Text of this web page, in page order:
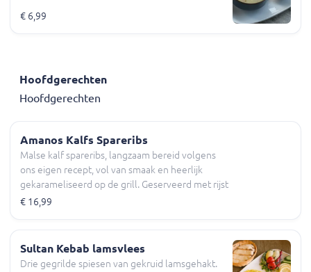
€ 6,99
Hoofdgerechten
Hoofdgerechten
Amanos Kalfs Spareribs
Malse kalf spareribs, langzaam bereid volgens
ons eigen recept, vol van smaak en heerlijk
gekarameliseerd op de grill. Geserveerd met rijst
of friet.
€ 16,99
Sultan Kebab lamsvlees
Drie gegrilde spiesen van gekruid lamsgehakt.